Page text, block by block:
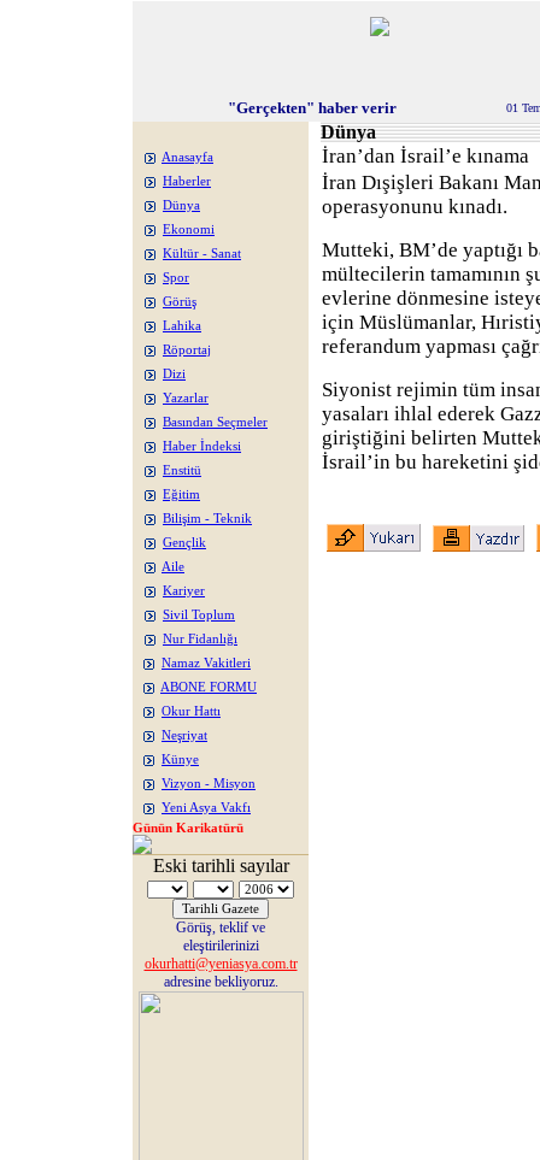
"Gerçekten" haber verir 01
Anasayfa
Haberler
Dünya
Ekonomi
Kültür - Sanat
Spor
Görüş
Lahika
Röportaj
Dizi
Yazarlar
Basından Seçmeler
Haber İndeksi
Enstitü
Eğitim
Bilişim - Teknik
Gençlik
Aile
Kariyer
Sivil Toplum
Nur Fidanlığı
Namaz Vakitleri
ABONE FORMU
Okur Hattı
Neşriyat
Künye
Vizyon - Misyon
Yeni Asya Vakfı
Günün Karikatürü
Eski tarihli sayılar
Görüş, teklif ve
eleştirilerinizi
okurhatti@yeniasya.com.tr
adresine bekliyoruz.
Dünya
İran’dan İsrail’e kınama
İran Dışişleri Bakanı
operasyonunu kınadı.
Mutteki, BM’de yaptığı
mültecilerin tamamının
evlerine dönmesine
için Müslümanlar,
referandum yapması
Siyonist rejimin tüm
yasaları ihlal ederek
giriştiğini belirten
İsrail’in bu hareketini